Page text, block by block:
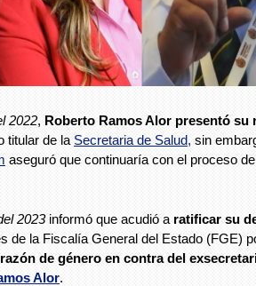
2022, Roberto Ramos Alor presentó su
titular de la Secretaria de Salud, sin
aseguró que continuaría con el proceso
2023informó que acudió a ratificar su
de la Fiscalía General del Estado (FGE)
de género en contra del
Alor.